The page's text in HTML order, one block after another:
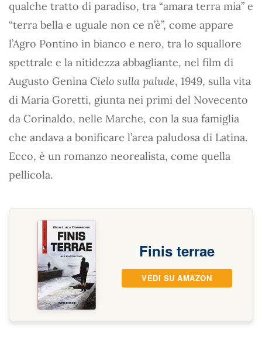
qualche tratto di paradiso, tra “amara terra mia” e
“terra bella e uguale non ce n’è”, come appare
l’Agro Pontino in bianco e nero, tra lo squallore
spettrale e la nitidezza abbagliante, nel film di
Augusto Genina Cielo sulla palude, 1949, sulla vita
di Maria Goretti, giunta nei primi del Novecento
da Corinaldo, nelle Marche, con la sua famiglia
che andava a bonificare l’area paludosa di Latina.
Ecco, è un romanzo neorealista, come quella
pellicola.
Finis terrae
VEDI SU AMAZON